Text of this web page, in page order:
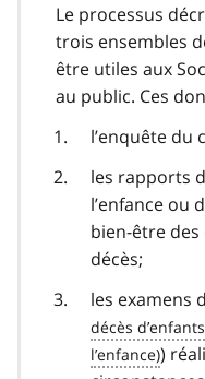
Le processus
trois ensembles
être utiles aux
au public. Ces
l’enquête du
les rapports
l’enfance ou
bien-être des
décès;
les examens
)